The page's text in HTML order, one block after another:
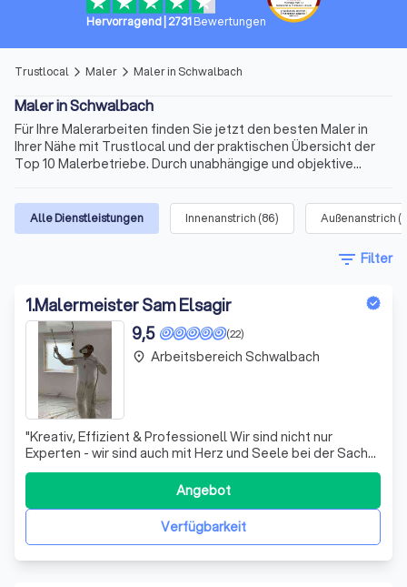
Hervorragend| 2731 Bewertungen
Trustlocal arrow_forward_ios Maler arrow_forward_ios Maler in Schwalbach
Maler in Schwalbach
Für Ihre Malerarbeiten finden Sie jetzt den besten Maler in
Ihrer Nähe mit Trustlocal und der praktischen Übersicht der
Top 10 Malerbetriebe. Durch unabhängige und objektive
Informationen schon vor der ersten Kontaktaufnahme. Maler
in Schwalbach gibt es viele. Doch die Anforderungen können
abweichen. So informieren wir Sie auch über
Spezialisierungen der Anbieter, die in übersichtlichen Profilen
ihre Expertise zu Malerarbeiten in Innen- und Außenbereichen
und Umgebung präsentieren.
Alle Dienstleistungen Innenanstrich (86) Außenanstrich (
filter_list Filter
1.Malermeister Sam Elsagir
(22)
9,5
"Kreativ, Effizient & Professionell Wir sind nicht nur
Experten - wir sind auch mit Herz und Seele bei der Sache.
Mit langjähriger Erfahrung und einer leidenschaftlichen
Hingabe zur kreativen Gestaltung setzt sich unser kleines
Team für höchste Qualität und die Zufriedenheit unserer
Verfügbarkeit
Angebot
place Arbeitsbereich Schwalbach